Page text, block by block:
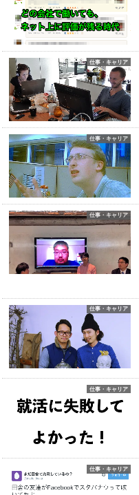
仕事・キャリア
仕事・キャリア
仕事・キャリア
仕事・キャリア
仕事・キャリア
仕事・キャリア